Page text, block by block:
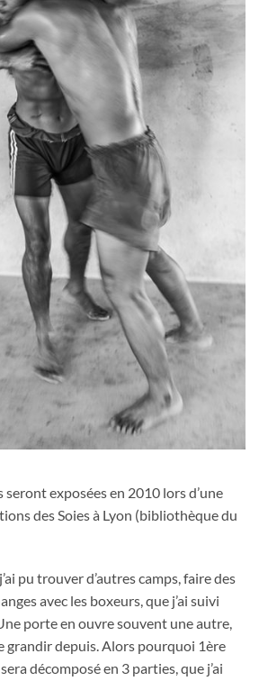
seront exposées en 2010 lors d’une
des Soies à Lyon (bibliothèque du
pu trouver d’autres camps, faire des
avec les boxeurs, que j’ai suivi
porte en ouvre souvent une autre,
grandir depuis. Alors pourquoi 1ère
décomposé en 3 parties, que j’ai